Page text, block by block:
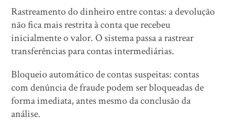
Rastreamento do dinheiro entre contas: a devolução
não fica mais restrita à conta que recebeu
inicialmente o valor. O sistema passa a rastrear
transferências para contas intermediárias.
Bloqueio automático de contas suspeitas: contas
com denúncia de fraude podem ser bloqueadas de
forma imediata, antes mesmo da conclusão da
análise.